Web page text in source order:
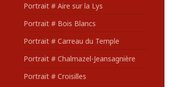
Portrait # Aire sur la Lys
Portrait # Bois Blancs
Portrait # Carreau du Temple
Portrait # Chalmazel-Jeansagnière
Portrait # Croisilles